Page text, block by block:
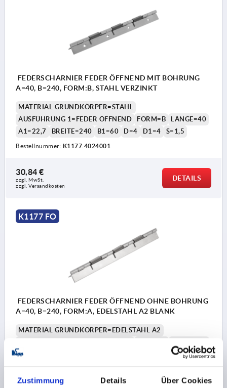
Zustimmung Details Über Cookies
FEDERSCHARNIER FEDER ÖFFNEND MIT BOHRUNG
A=40, B=240, FORM:B, STAHL VERZINKT
MATERIAL GRUNDKÖRPER=STAHL
AUSFÜHRUNG 1=FEDER ÖFFNEND
FORM=B
LÄNGE=40
A1=22,7
BREITE=240 B1=60 D=4 D1=4 S=1,5
Bestellnummer: K1177.4024001
30,84 €
zzgl. MwSt.
zzgl. Versandkosten
DETAILS
K1177 FO
FEDERSCHARNIER FEDER ÖFFNEND OHNE BOHRUNG
A=40, B=240, FORM:A, EDELSTAHL A2 BLANK
MATERIAL GRUNDKÖRPER=EDELSTAHL A2
BREITE=240